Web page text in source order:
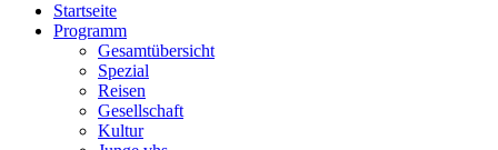
Startseite
Programm
Gesamtübersicht
Spezial
Reisen
Gesellschaft
Kultur